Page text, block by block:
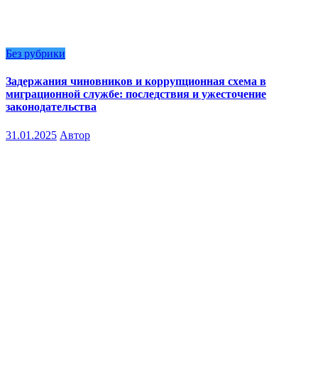
Без рубрики
Задержания чиновников и коррупционная схема в
миграционной службе: последствия и ужесточение
законодательства
31.01.2025 Автор